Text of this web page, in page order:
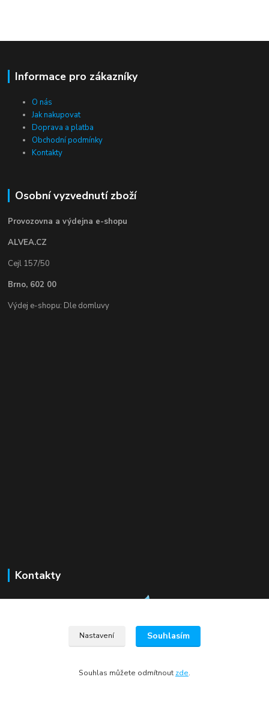
Informace pro zákazníky
O nás
Jak nakupovat
Doprava a platba
Obchodní podmínky
Kontakty
Osobní vyzvednutí zboží
Provozovna a výdejna e-shopu
ALVEA.CZ
Cejl 157/50
Brno, 602 00
Výdej e-shopu: Dle domluvy
Kontakty
Nastavení Souhlasím
Souhlas můžete odmítnout zde.